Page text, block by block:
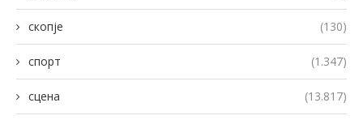
скопје (130)
спорт (1.347)
сцена (13.817)